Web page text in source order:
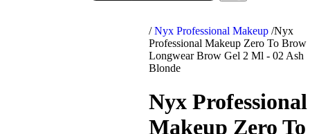
/ Nyx Professional Makeup /Nyx
Professional Makeup Zero To Brow
Longwear Brow Gel 2 Ml - 02 Ash
Blonde
Nyx Professional
Makeup Zero To